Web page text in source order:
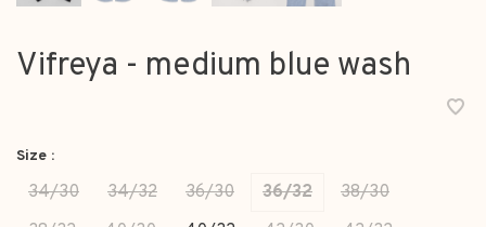
Vifreya - medium blue wash
Size :
34/30 34/32 36/30 36/32
38/30